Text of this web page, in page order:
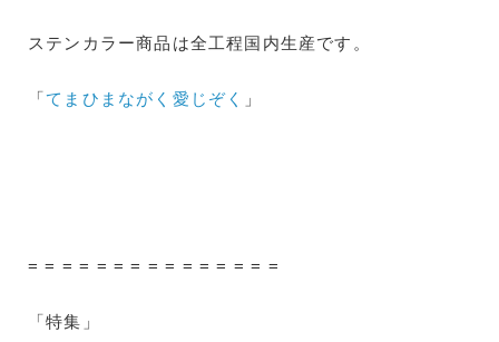
ステンカラー商品は全工程国内生産です。
「てまひまながく愛じぞく 」
= = = = = = = = = = = = = = =
「特集」